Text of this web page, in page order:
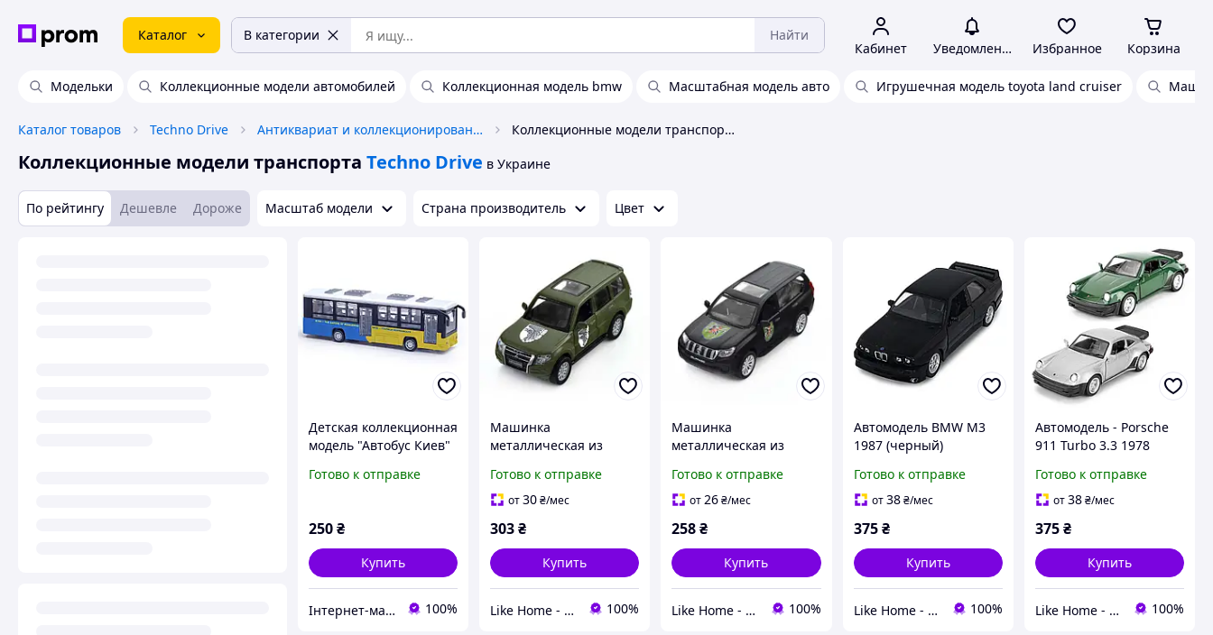
Каталог В категории Найти
Кабинет Уведомления Избранное Корзина
Модельки Коллекционные модели автомобилей Коллекционная модель bmw Масштабная модель авто Игрушечная модель toyota land cruiser
Каталог товаров Techno Drive Антиквариат и коллекционирование Коллекционные модели транспорта Techno Drive
Коллекционные модели транспорта Techno Drive в Украине
По рейтингу Дешевле Дороже Масштаб модели Страна производитель Цвет
Детская коллекционная
модель "Автобус Киев"
250418CGO
Готово к отправке
250₴
Купить
Інтернет-магазин "LITTLE STAR" 100%
Машинка
металлическая из
Героев" - Mitsubishi
Pajero 4WD Turbo - "93
(240186)
Готово к отправке
от30₴/мес
303₴
Купить
Like Home - домашний уют для всей семьи. Будьте как дома 🤗 100%
Машинка
металлическая из
Героев" - Toyota Land
Cruiser Prado - "110
(240187)
Готово к отправке
от26₴/мес
258₴
Купить
Like Home - домашний уют для всей семьи. Будьте как дома 🤗 100%
Автомодель BMW M3
1987 (черный)
Готово к отправке
от38 ₴/мес
375 ₴
Купить
Like Home - домашний уют для всей семьи. Будьте как дома 🤗 100%
Автомодель - Porsche
911 Turbo 3.3 1978
зеленый)
Готово к отправке
от38₴/мес
375₴
Купить
Like Home - домашний уют для всей семьи. Будьте как дома 🤗 100%